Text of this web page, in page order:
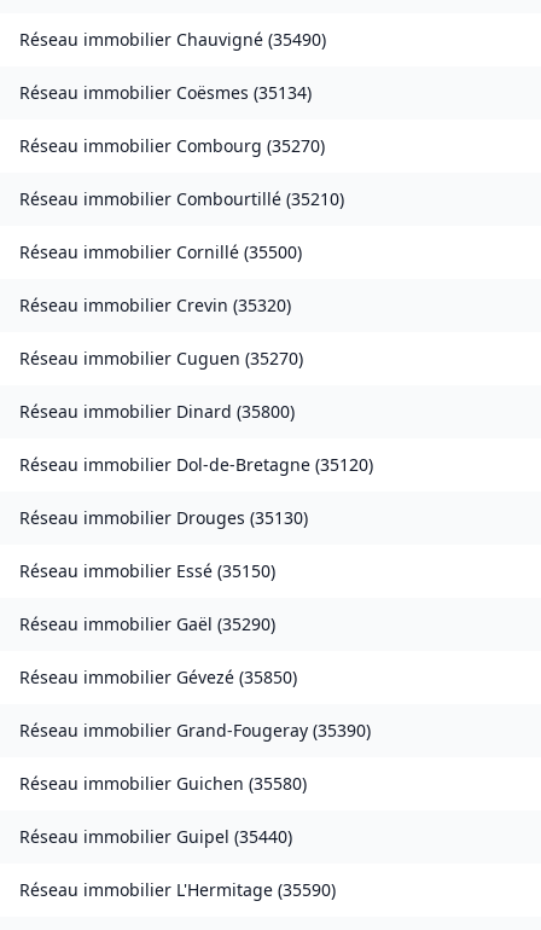
Réseau immobilier Chauvigné (35490)
Réseau immobilier Coësmes (35134)
Réseau immobilier Combourg (35270)
Réseau immobilier Combourtillé (35210)
Réseau immobilier Cornillé (35500)
Réseau immobilier Crevin (35320)
Réseau immobilier Cuguen (35270)
Réseau immobilier Dinard (35800)
Réseau immobilier Dol-de-Bretagne (35120)
Réseau immobilier Drouges (35130)
Réseau immobilier Essé (35150)
Réseau immobilier Gaël (35290)
Réseau immobilier Gévezé (35850)
Réseau immobilier Grand-Fougeray (35390)
Réseau immobilier Guichen (35580)
Réseau immobilier Guipel (35440)
Réseau immobilier L'Hermitage (35590)